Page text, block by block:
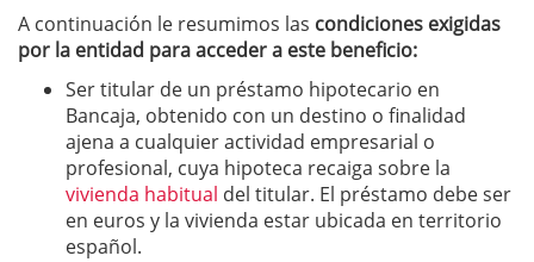
A continuación le resumimos las condiciones exigidas
por la entidad para acceder a este beneficio:
Ser titular de un préstamo hipotecario en
Bancaja, obtenido con un destino o finalidad
ajena a cualquier actividad empresarial o
profesional, cuya hipoteca recaiga sobre la
vivienda habitual del titular. El préstamo debe ser
en euros y la vivienda estar ubicada en territorio
español.